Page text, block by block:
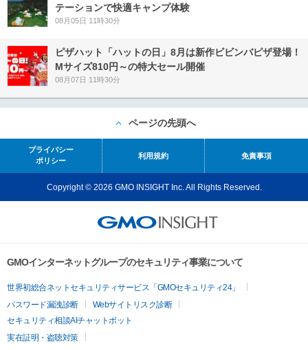
テーションで快適キャンプ体験
08月05日 11時30分
ピザハット「ハットの日」8月は新作ビビンバピザ登場！
Mサイズ810円～の特大セール開催
08月07日 11時30分
ページの先頭へ
プライバシー
ポリシー
利用規約 免責事項
Copyright © 2026 GMO INSIGHT Inc. All Rights Reserved.
GMOインターネットグループのセキュリティ事業について
世界初総合ネットセキュリティサービス「GMOセキュリティ24」
パスワード漏洩診断
Webサイトリスク診断
セキュリティ相談AIチャットボット
実在証明・盗聴対策